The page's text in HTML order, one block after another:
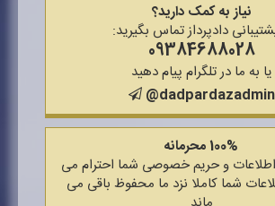
نیاز به کمک دارید؟
دادپرداز تماس بگیرید:
09384688028
یا به ما در تلگرام پیام دهید
@dadpardazadmin
100% محرمانه
و حریم خصوصی شما احترام می
شما کاملا نزد ما محفوظ باقی می